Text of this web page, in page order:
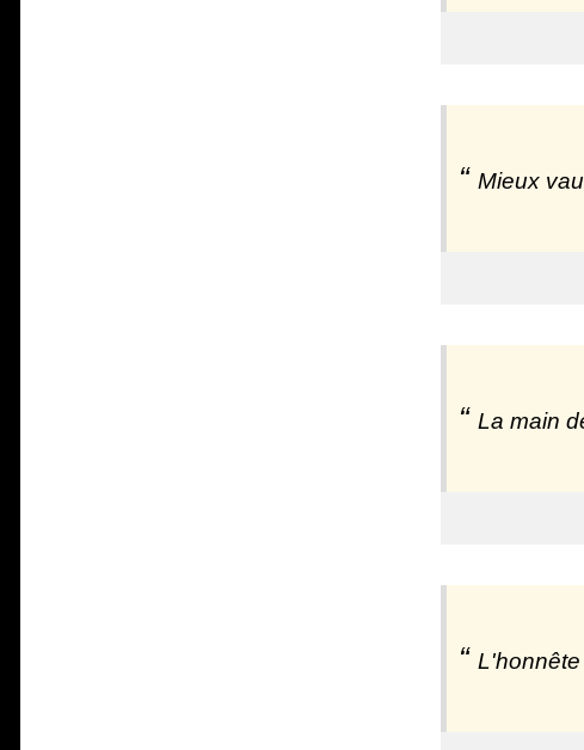
Mieux
La main